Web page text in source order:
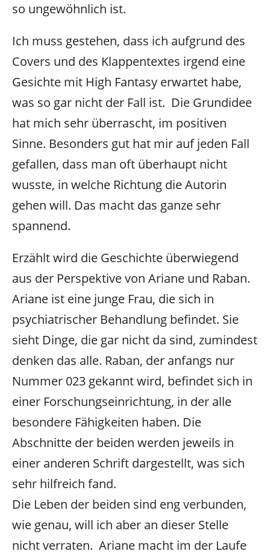
so ungewöhnlich ist.
Ich muss gestehen, dass ich aufgrund des
Covers und des Klappentextes irgend eine
Gesichte mit High Fantasy erwartet habe,
was so gar nicht der Fall ist. Die Grundidee
hat mich sehr überrascht, im positiven
Sinne. Besonders gut hat mir auf jeden Fall
gefallen, dass man oft überhaupt nicht
wusste, in welche Richtung die Autorin
gehen will. Das macht das ganze sehr
spannend.
Erzählt wird die Geschichte überwiegend
aus der Perspektive von Ariane und Raban.
Ariane ist eine junge Frau, die sich in
psychiatrischer Behandlung befindet. Sie
sieht Dinge, die gar nicht da sind, zumindest
denken das alle. Raban, der anfangs nur
Nummer 023 gekannt wird, befindet sich in
einer Forschungseinrichtung, in der alle
besondere Fähigkeiten haben. Die
Abschnitte der beiden werden jeweils in
einer anderen Schrift dargestellt, was sich
sehr hilfreich fand.
Die Leben der beiden sind eng verbunden,
wie genau, will ich aber an dieser Stelle
nicht verraten. Ariane macht im der Laufe